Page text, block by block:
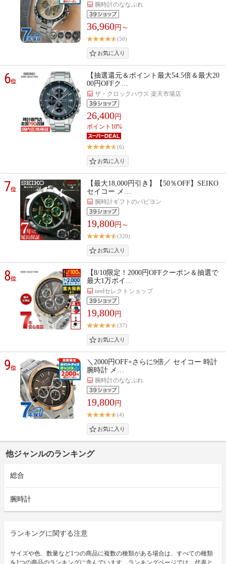
腕時計のななぷれ
36,960円～
(50)
6位
【抽選還元＆ポイント最大54.5倍＆最大20
00円OFFク…
ザ・クロックハウス 楽天市場店
26,400円
ポイント10%
(6)
7位
【最大18,000円引き】【50％OFF】SEIKO
セイコー メ…
腕時計ギフトのパピヨン
19,800円～
(320)
8位
【8/10限定！2000円OFFクーポン＆抽選で
最大1万ポイ…
neelセレクトショップ
19,800円
(37)
9位
＼2000円OFF+さらに9倍／ セイコー 時計
腕時計 メ…
腕時計のななぷれ
19,800円
(4)
他ジャンルのランキング
総合
腕時計
ランキングに関する注意
サイズや色、数量など1つの商品に複数の種類がある場合は、すべての種類
を1つの商品のランキングに含んでいます。ランキングページでは、代表と